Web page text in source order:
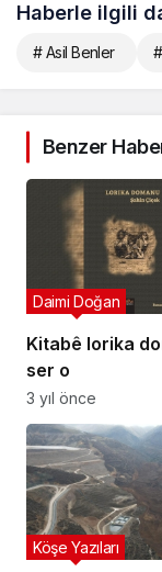
Haberle ilgili
# Asil Benler
Benzer
Kitabê lorika
ser o
Daimi Doğan
3 yıl önce
Köşe Yazıları